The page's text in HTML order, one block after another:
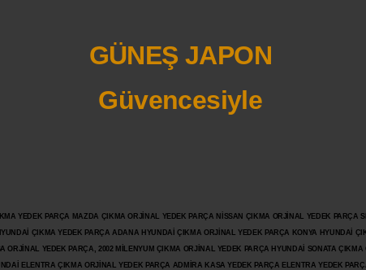
GÜNEŞ JAPON
Güvencesiyle
YEDEK PARÇA MAZDA ÇIKMA ORJİNAL YEDEK PARÇA NİSSAN ÇIKMA ORJİNAL YEDEK PARÇA
ÇIKMA YEDEK PARÇA ADANA HYUNDAİ ÇIKMA ORJİNAL YEDEK PARÇA KONYA HYUNDAİ
ORJİNAL YEDEK PARÇA, 2002 MİLENYUM ÇIKMA ORJİNAL YEDEK PARÇA HYUNDAİ SONATA
ELENTRA ÇIKMA ORJİNAL YEDEK PARÇA ADMİRA KASA YEDEK PARÇA ELENTRA YEDEK